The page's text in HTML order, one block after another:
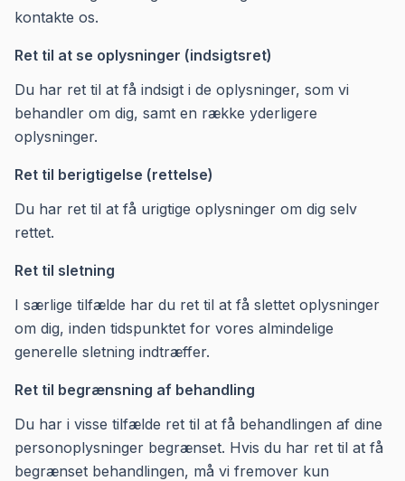
kontakte os.
Ret til at se oplysninger (indsigtsret)
Du har ret til at få indsigt i de oplysninger, som vi
behandler om dig, samt en række yderligere
oplysninger.
Ret til berigtigelse (rettelse)
Du har ret til at få urigtige oplysninger om dig selv
rettet.
Ret til sletning
I særlige tilfælde har du ret til at få slettet oplysninger
om dig, inden tidspunktet for vores almindelige
generelle sletning indtræffer.
Ret til begrænsning af behandling
Du har i visse tilfælde ret til at få behandlingen af dine
personoplysninger begrænset. Hvis du har ret til at få
begrænset behandlingen, må vi fremover kun